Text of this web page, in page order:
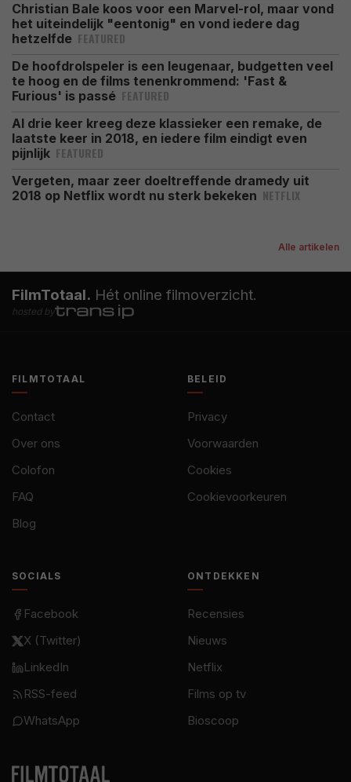
Christian Bale koos voor een Marvel-rol, maar vond
het uiteindelijk "eentonig" en vond iedere dag
hetzelfde FEATURED
De hoofdrolspeler is een leugenaar, budgetten veel
te hoog en de films tenenkrommend: 'Fast &
Furious' is passé FEATURED
Al drie keer kreeg deze klassieker een remake, de
laatste keer in 2018, en iedere film eindigt even
pijnlijk FEATURED
Vergeten, maar zeer doeltreffende dramedy uit
2018 op Netflix wordt nu sterk bekeken NETFLIX
Alle artikelen
FilmTotaal. Hét online filmoverzicht.
hosted by
FILMTOTAAL
Contact
Over ons
Colofon
FAQ
Blog
BELEID
Privacy
Voorwaarden
Cookies
Cookievoorkeuren
SOCIALS
Facebook
X (Twitter)
LinkedIn
RSS-feed
WhatsApp
ONTDEKKEN
Recensies
Nieuws
Netflix
Films op tv
Bioscoop